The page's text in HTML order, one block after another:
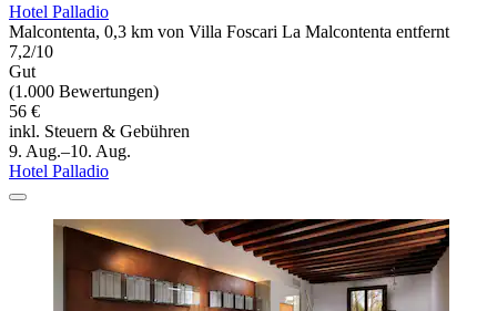
Hotel Palladio
Malcontenta, 0,3 km von Villa Foscari La Malcontenta entfernt
7,2/10
Gut
(1.000 Bewertungen)
56 €
inkl. Steuern & Gebühren
9. Aug.–10. Aug.
Hotel Palladio